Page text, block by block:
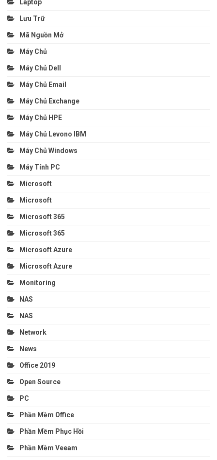
Laptop
Lưu Trữ
Mã Nguồn Mở
Máy Chủ
Máy Chủ Dell
Máy Chủ Email
Máy Chủ Exchange
Máy Chủ HPE
Máy Chủ Levono IBM
Máy Chủ Windows
Máy Tính PC
Microsoft
Microsoft
Microsoft 365
Microsoft 365
Microsoft Azure
Microsoft Azure
Monitoring
NAS
NAS
Network
News
Office 2019
Open Source
PC
Phần Mềm Office
Phần Mềm Phục Hồi
Phần Mềm Veeam